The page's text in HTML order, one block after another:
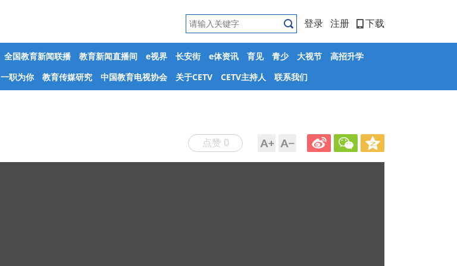
登录 注册 下载
全国教育新闻联播 教育新闻直播间 e视界 长安街 e体资讯 育见 青少 大视节
高招升学
一职为你 教育传媒研究 中国教育电视协会 关于CETV CETV主持人 联系我们
点赞 0